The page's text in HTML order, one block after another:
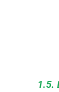
1.5.